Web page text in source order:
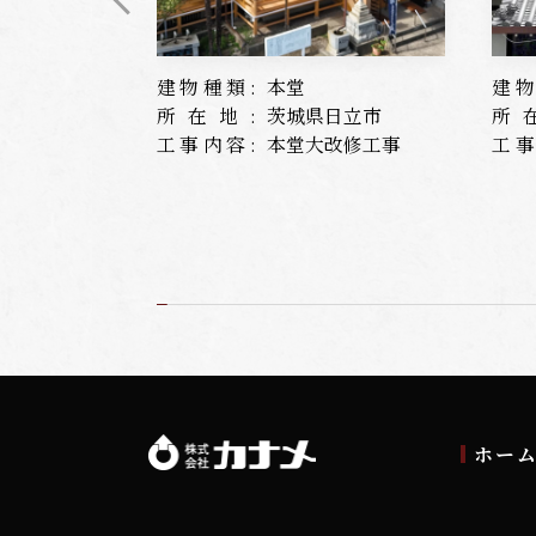
建物種類: 本堂
所在地: 茨城県日立市
工事内容: 本堂大改修工事
建
所
工
ホー